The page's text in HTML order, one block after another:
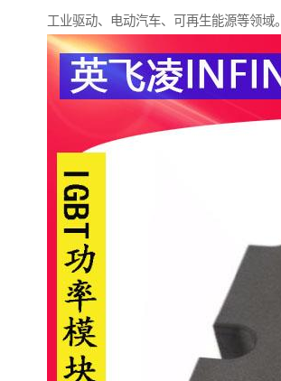
工业驱动、电动汽车、可再生能源等领域。